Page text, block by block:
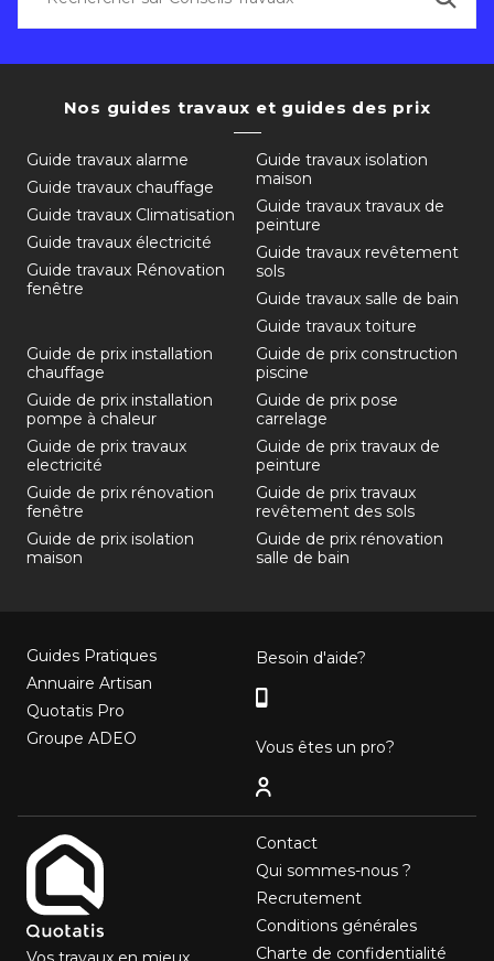
Nos guides travaux et guides des prix
Guide travaux alarme
Guide travaux chauffage
Guide travaux Climatisation
Guide travaux électricité
Guide travaux Rénovation
fenêtre
Guide travaux isolation
maison
Guide travaux travaux de
peinture
Guide travaux revêtement
sols
Guide travaux salle de bain
Guide travaux toiture
Guide de prix installation
chauffage
Guide de prix installation
pompe à chaleur
Guide de prix travaux
electricité
Guide de prix rénovation
fenêtre
Guide de prix isolation
maison
Guide de prix construction
piscine
Guide de prix pose
carrelage
Guide de prix travaux de
peinture
Guide de prix travaux
revêtement des sols
Guide de prix rénovation
salle de bain
Contact
Qui sommes-nous ?
Recrutement
Conditions générales
Charte de confidentialité
Guides Pratiques
Annuaire Artisan
Quotatis Pro
Groupe ADEO
Besoin d'aide?
Vous êtes un pro?